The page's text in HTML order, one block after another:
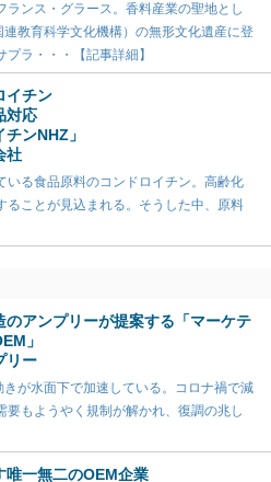
ランス・グラース。香料産業の聖地とし
教育科学文化機構）の無形文化遺産に登
ラ・・・【記事詳細】
イチン
対応
チンNHZ」
社
いる食品原料のコンドロイチン。高齢化
ることが見込まれる。そうした中、原料
のアンプリーが提案する「マーケテ
」
リー
が水面下で加速している。コロナ禍で減
もようやく規制が解かれ、復調の兆し
唯一無二のOEM企業